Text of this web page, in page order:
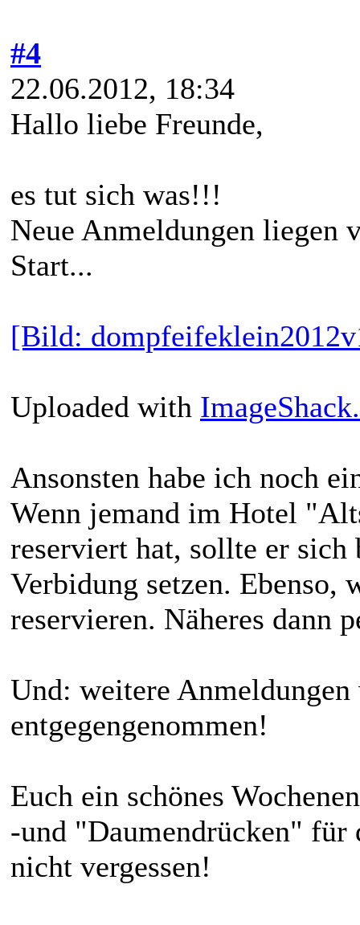
#4
22.06.2012, 18:34
Hallo liebe Freunde,
es tut sich was!!!
Neue Anmeldungen
Start...
[Bild:
Uploaded with
Ansonsten habe ich noch
Wenn jemand im Hotel
reserviert hat, sollte er
Verbidung setzen. Ebenso,
reservieren. Näheres dann
Und: weitere Anmeldungen
entgegengenommen!
Euch ein schönes
-und "Daumendrücken" für
nicht vergessen!